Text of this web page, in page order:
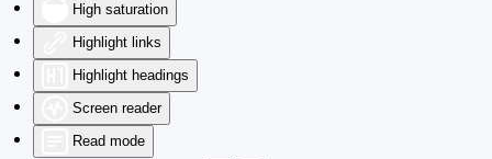
High saturation
Highlight links
Highlight headings
Screen reader
Read mode